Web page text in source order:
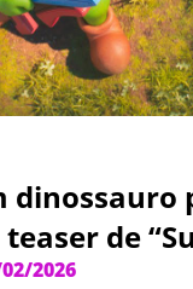
de
2026